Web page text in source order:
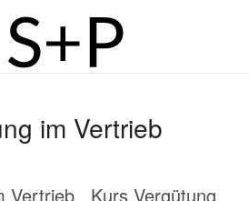
im Vertrieb
Vertrieb Kurs Vergütung